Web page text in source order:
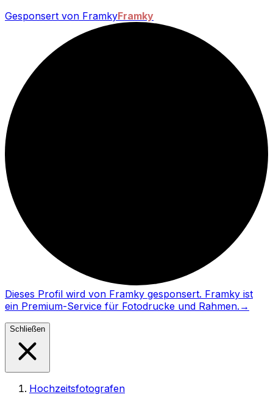
Gesponsert von FramkyFramky
Dieses Profil wird von Framky gesponsert. Framky ist
ein Premium-Service für Fotodrucke und Rahmen. →
Schließen
Hochzeitsfotografen